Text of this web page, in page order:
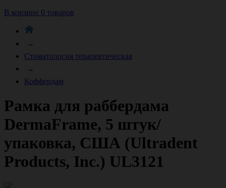
В корзине 0 товаров
→
Стоматология терапевтическая
→
Коффердам
Рамка для раббердама
DermaFrame, 5 штук/
упаковка, США (Ultradent
Products, Inc.) UL3121